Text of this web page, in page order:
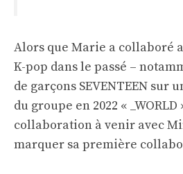
Alors que Marie a collaboré
K-pop dans le passé –
de garçons SEVENTEEN sur
du groupe en 2022 «
collaboration à venir avec
marquer sa première